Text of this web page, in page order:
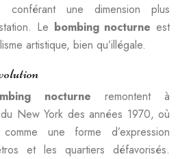
conférant une dimension plus
Le bombing nocturneest
artistique, bien qu’illégale.
nocturne remontent à
New York des années 1970, où
une forme d’expression
et les quartiers défavorisés.